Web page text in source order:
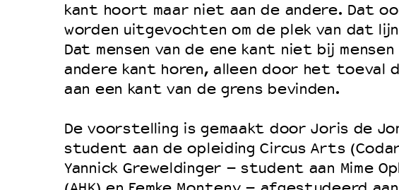
Word vriend
Historie
Partners
Huisregels
Integriteits- en gedragscode
Duurzaamheid
Culturele boycot Israël
kant hoort maar niet aan de andere. Dat
worden uitgevochten om de plek van dat
Dat mensen van de ene kant niet bij mensen
andere kant horen, alleen door het toeval
aan een kant van de grens bevinden.
De voorstelling is gemaakt door Joris de
student aan de opleiding Circus Arts
Yannick Greweldinger – student aan Mime